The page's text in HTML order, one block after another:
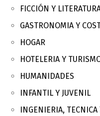
FICCIÓN Y
GASTRONOMIA Y
HOGAR
HOTELERIA Y
HUMANIDADES
INFANTIL Y JUVENIL
INGENIERIA, TECNICA